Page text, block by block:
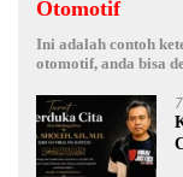
Otomotif
Ini adalah contoh
otomotif, anda bisa